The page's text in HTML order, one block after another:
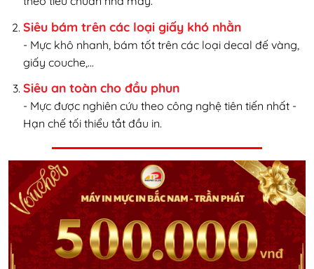
Siêu bám trên các loại giấy khó nhằn
- Mực khô nhanh, bám tốt trên các loại decal đế vàng,
giấy couche,...
Siêu an toàn cho đầu phun
- Mực được nghiên cứu theo công nghệ tiên tiến nhất -
Hạn chế tối thiểu tắt đầu in.